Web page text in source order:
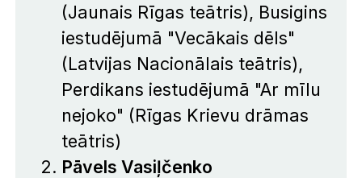
(Jaunais Rīgas teātris), Busigins
iestudējumā "Vecākais dēls"
(Latvijas Nacionālais teātris),
Perdikans iestudējumā "Ar mīlu
nejoko" (Rīgas Krievu drāmas
teātris)
Pāvels Vasiļčenko